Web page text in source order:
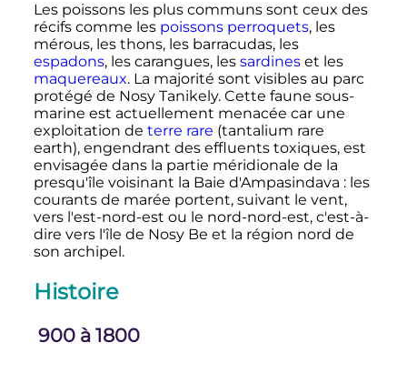
Les poissons les plus communs sont ceux des
récifs comme les poissons perroquets, les
mérous, les thons, les barracudas, les
espadons, les carangues, les sardineset les
maquereaux. La majorité sont visibles au parc
protégé de Nosy Tanikely. Cette faune sous-
marine est actuellement menacée car une
exploitation de terre rare (tantalium rare
earth), engendrant des effluents toxiques, est
envisagée dans la partie méridionale de la
presqu'île voisinant la Baie d'Ampasindava : les
courants de marée portent, suivant le vent,
vers l'est-nord-est ou le nord-nord-est, c'est-à-
dire vers l'île de Nosy Be et la région nord de
son archipel.
Histoire
900 à 1800